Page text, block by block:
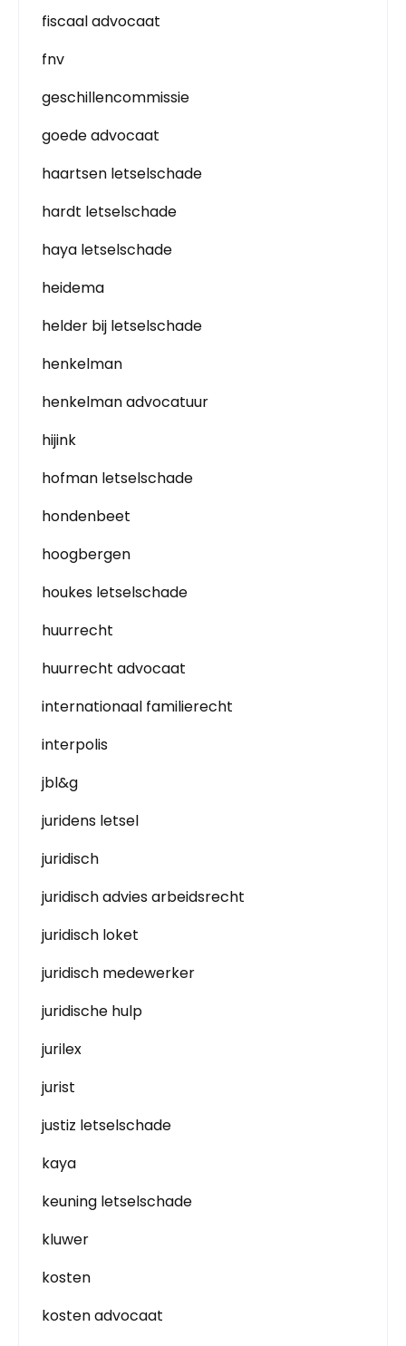
fiscaal advocaat
fnv
geschillencommissie
goede advocaat
haartsen letselschade
hardt letselschade
haya letselschade
heidema
helder bij letselschade
henkelman
henkelman advocatuur
hijink
hofman letselschade
hondenbeet
hoogbergen
houkes letselschade
huurrecht
huurrecht advocaat
internationaal familierecht
interpolis
jbl&g
juridens letsel
juridisch
juridisch advies arbeidsrecht
juridisch loket
juridisch medewerker
juridische hulp
jurilex
jurist
justiz letselschade
kaya
keuning letselschade
kluwer
kosten
kosten advocaat